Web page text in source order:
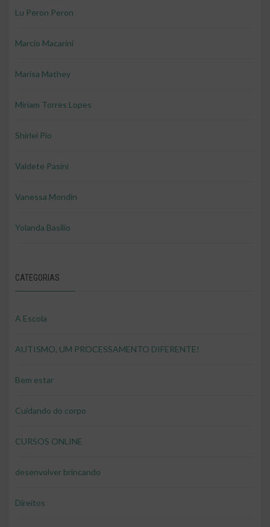
Lu Peron Peron
Marcio Macarini
Marisa Mathey
Miriam Torres Lopes
Shirlei Pio
Valdete Pasini
Vanessa Mondin
Yolanda Basilio
CATEGORIAS
A Escola
AUTISMO, UM PROCESSAMENTO DIFERENTE!
Bem estar
Cuidando do corpo
CURSOS ONLINE
desenvolver brincando
Direitos